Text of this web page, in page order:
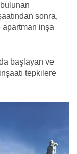
sonra,
apartman inşa
başlayan ve
tepkilere